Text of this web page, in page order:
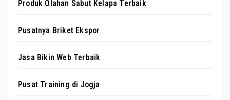
Produk Olahan Sabut Kelapa Terbaik
Pusatnya Briket Ekspor
Jasa Bikin Web Terbaik
Pusat Training di Jogja